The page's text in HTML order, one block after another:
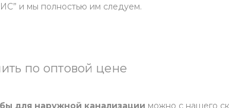
и мы полностью им следуем.
по оптовой цене
для наружной канализации можно с нашего